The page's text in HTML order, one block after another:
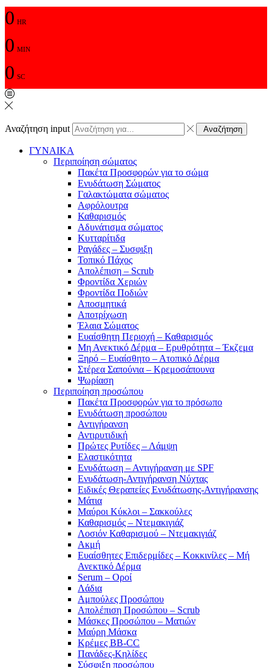
0 HR
0 MIN
0 SC
Αναζήτηση input Αναζήτηση
ΓΥΝΑΙΚΑ
Περιποίηση σώματος
Πακέτα Προσφορών για το σώμα
Ενυδάτωση Σώματος
Γαλακτώματα σώματος
Αφρόλουτρα
Καθαρισμός
Αδυνάτισμα σώματος
Κυτταρίτιδα
Ραγάδες – Συσφιξη
Τοπικό Πάχος
Απολέπιση – Scrub
Φροντίδα Χεριών
Φροντίδα Ποδιών
Αποσμητικά
Αποτρίχωση
Έλαια Σώματος
Ευαίσθητη Περιοχή – Καθαρισμός
Μη Ανεκτικό Δέρμα – Ερυθρότητα – Έκζεμα
Ξηρό – Ευαίσθητο – Ατοπικό Δέρμα
Στέρεα Σαπούνια – Κρεμοσάπουνα
Ψωρίαση
Περιποίηση προσώπου
Πακέτα Προσφορών για το πρόσωπο
Ενυδάτωση προσώπου
Αντιγήρανση
Αντιρυτιδική
Πρώτες Ρυτίδες – Λάμψη
Ελαστικότητα
Ενυδάτωση – Αντιγήρανση με SPF
Ενυδάτωση-Αντιγήρανση Νύχτας
Ειδικές Θεραπείες Ενυδάτωσης-Αντιγήρανσης
Μάτια
Μαύροι Κύκλοι – Σακκούλες
Καθαρισμός – Ντεμακιγιάζ
Λοσιόν Καθαρισμού – Ντεμακιγιάζ
Ακμή
Ευαίσθητες Επιδερμίδες – Κοκκινίλες – Μή
Ανεκτικό Δέρμα
Serum – Οροί
Λάδια
Αμπούλες Προσώπου
Απολέπιση Προσώπου – Scrub
Μάσκες Προσώπου – Ματιών
Μαύρη Μάσκα
Κρέμες BB-CC
Πανάδες-Κηλίδες
Σύσφιξη προσώπου